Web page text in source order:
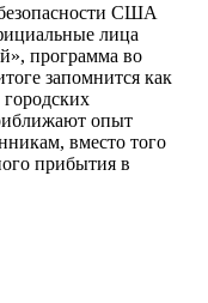
США
лица
программа во
запомнится как
опыт
вместо того
прибытия в